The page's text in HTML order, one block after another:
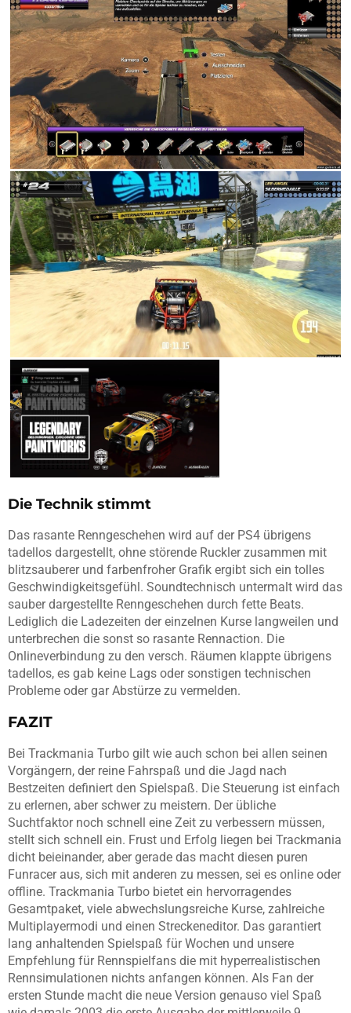
Die Technik stimmt
Das rasante Renngeschehen wird auf der PS4 übrigens
tadellos dargestellt, ohne störende Ruckler zusammen mit
blitzsauberer und farbenfroher Grafik ergibt sich ein tolles
Geschwindigkeitsgefühl. Soundtechnisch untermalt wird das
sauber dargestellte Renngeschehen durch fette Beats.
Lediglich die Ladezeiten der einzelnen Kurse langweilen und
unterbrechen die sonst so rasante Rennaction. Die
Onlineverbindung zu den versch. Räumen klappte übrigens
tadellos, es gab keine Lags oder sonstigen technischen
Probleme oder gar Abstürze zu vermelden.
FAZIT
Bei Trackmania Turbo gilt wie auch schon bei allen seinen
Vorgängern, der reine Fahrspaß und die Jagd nach
Bestzeiten definiert den Spielspaß. Die Steuerung ist einfach
zu erlernen, aber schwer zu meistern. Der übliche
Suchtfaktor noch schnell eine Zeit zu verbessern müssen,
stellt sich schnell ein. Frust und Erfolg liegen bei Trackmania
dicht beieinander, aber gerade das macht diesen puren
Funracer aus, sich mit anderen zu messen, sei es online oder
offline. Trackmania Turbo bietet ein hervorragendes
Gesamtpaket, viele abwechslungsreiche Kurse, zahlreiche
Multiplayermodi und einen Streckeneditor. Das garantiert
lang anhaltenden Spielspaß für Wochen und unsere
Empfehlung für Rennspielfans die mit hyperrealistischen
Rennsimulationen nichts anfangen können. Als Fan der
ersten Stunde macht die neue Version genauso viel Spaß